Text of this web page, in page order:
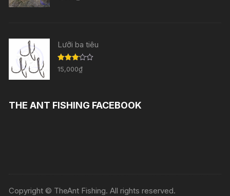
Lưỡi ba tiêu
Được
xếp
15,000₫
THE ANT FISHING FACEBOOK
Copyright © TheAnt Fishing. All rights reserved.